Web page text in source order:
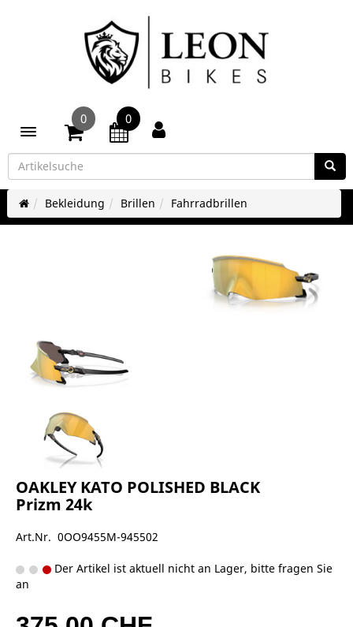
Toggle navigation
0 0
Bekleidung Brillen Fahrradbrillen
OAKLEY KATO POLISHED BLACK
Prizm 24k
Art.Nr. 0OO9455M-945502
Der Artikel ist aktuell nicht an Lager, bitte fragen Sie
an